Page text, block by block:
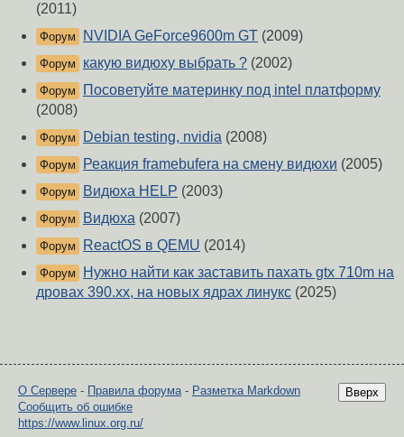
(2011)
Форум NVIDIA GeForce9600m GT (2009)
Форум какую видюху выбрать ? (2002)
Форум
Посоветуйте материнку под intel платформу
(2008)
Форум Debian testing, nvidia (2008)
Форум Реакция framebuferа на смену видюхи (2005)
Форум Видюха HELP (2003)
Форум Видюха (2007)
Форум ReactOS в QEMU (2014)
Форум
Нужно найти как заставить пахать gtx 710m на
дровах 390.xx, на новых ядрах линукс (2025)
Вверх
О Сервере - Правила форума- Разметка Markdown
Сообщить об ошибке
https://www.linux.org.ru/